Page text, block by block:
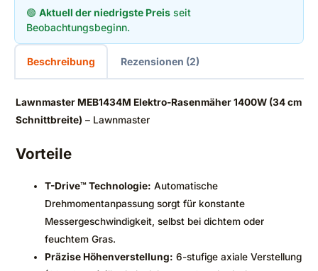
🟢 Aktuell der niedrigste Preis seit
Beobachtungsbeginn.
Beschreibung Rezensionen (2)
Lawnmaster MEB1434M Elektro-Rasenmäher 1400W (34 cm
Schnittbreite) – Lawnmaster
Vorteile
T-Drive™ Technologie: Automatische
Drehmomentanpassung sorgt für konstante
Messergeschwindigkeit, selbst bei dichtem oder
feuchtem Gras.
Präzise Höhenverstellung: 6-stufige axiale Verstellung